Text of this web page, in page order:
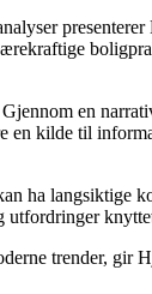
en
en kilde til
ha langsiktige
utfordringer
trender, gir